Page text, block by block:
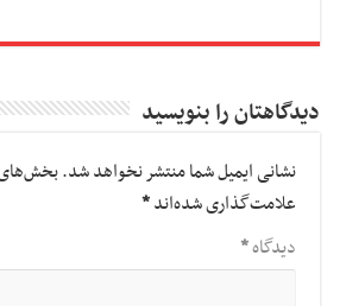
دیدگاهتان را بنویسید
نشانی ایمیل شما منتشر نخواهد شد.بخش‌های
علامت‌گذاری شده‌اند*
دیدگاه*